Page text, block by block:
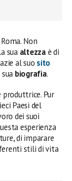
Non
sua altezzaè di
al suo sito
biografia.
produttrice. Pur
Paesi del
dei suoi
esperienza
di imparare
stili di vita